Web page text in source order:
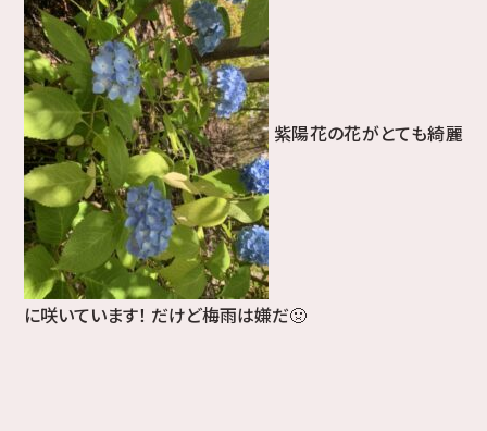
紫陽花の花がとても綺麗
に咲いています！ だけど梅雨は嫌だ🤢